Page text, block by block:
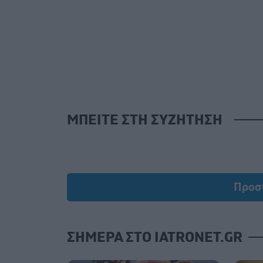
ΜΠΕΙΤΕ ΣΤΗ ΣΥΖΗΤΗΣΗ
ΣΗΜΕΡΑ ΣΤΟ IATRONET.GR